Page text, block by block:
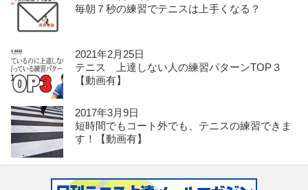
毎朝７秒の練習でテニスは上手くなる？
2021年2月25日
テニス 上達しない人の練習パターンTOP３
【動画有】
2017年3月9日
短時間でもコート外でも、テニスの練習できま
す！【動画有】